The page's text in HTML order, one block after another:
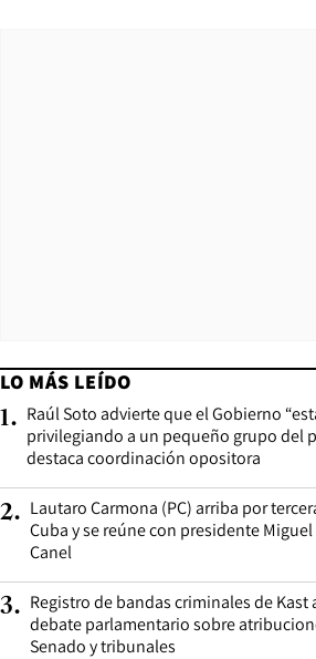
LO MÁS LEÍDO
1. Raúl Soto advierte que el Gobierno
privilegiando a un pequeño grupo del
destaca coordinación opositora
2. Lautaro Carmona (PC) arriba por
Cuba y se reúne con presidente Miguel
Canel
3. Registro de bandas criminales de Kast
debate parlamentario sobre
Senado y tribunales